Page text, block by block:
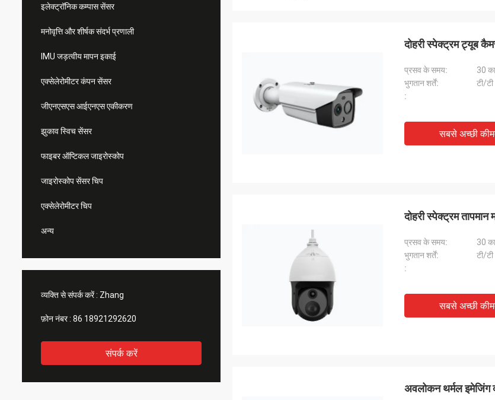
इलेक्ट्रॉनिक कम्पास सेंसर
मनोवृत्ति और शीर्षक संदर्भ प्रणाली
IMU जड़त्वीय मापन इकाई
एक्सेलेरोमीटर कंपन सेंसर
जीएनएसएस आईएनएस एकीकरण
झुकाव स्विच सेंसर
फाइबर ऑप्टिकल जाइरोस्कोप
जाइरोस्कोप सेंसर चिप
एक्सेलेरोमीटर चिप
अन्य
व्यक्ति से संपर्क करें : Zhang
फ़ोन नंबर : 86 18921292620
संपर्क करें
दोहरी स्पेक्ट्रम ट्यूब
प्रसव के समय:
30
भुगतान शर्तें:
टी/टी
:
सबसे अच्छी
दोहरी स्पेक्ट्रम
प्रसव के समय:
30
भुगतान शर्तें:
टी/टी
:
सबसे अच्छी
अवलोकन थर्मल इमेजिंग